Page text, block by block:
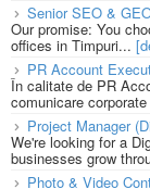
Senior SEO &
Our promise: You
offices in Timpuri...
PR Account
În calitate de PR
comunicare
Project Manager
We're looking for a
businesses grow
Photo & Video